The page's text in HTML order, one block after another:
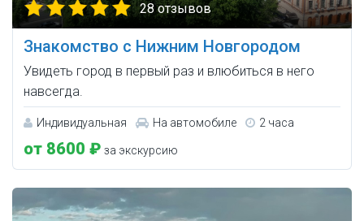
28 отзывов
Знакомство с Нижним Новгородом
Увидеть город в первый раз и влюбиться в него
навсегда.
Индивидуальная На автомобиле 2 часа
от 8600 ₽ за экскурсию